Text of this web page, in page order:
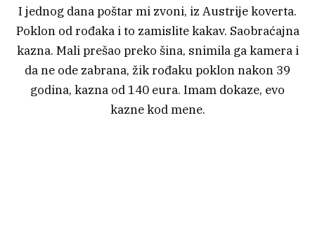
I jednog dana poštar mi zvoni, iz Austrije koverta.
Poklon od rođaka i to zamislite kakav. Saobraćajna
kazna. Mali prešao preko šina, snimila ga kamera i
da ne ode zabrana, žik rođaku poklon nakon 39
godina, kazna od 140 eura. Imam dokaze, evo
kazne kod mene.